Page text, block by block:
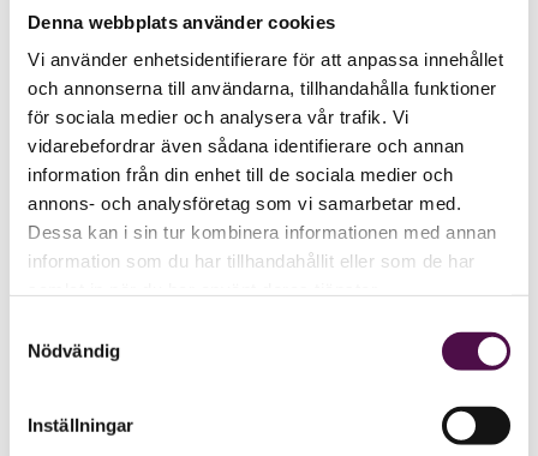
Denna webbplats använder cookies
Vi använder enhetsidentifierare för att anpassa innehållet
och annonserna till användarna, tillhandahålla funktioner
för sociala medier och analysera vår trafik. Vi
vidarebefordrar även sådana identifierare och annan
information från din enhet till de sociala medier och
annons- och analysföretag som vi samarbetar med.
Dessa kan i sin tur kombinera informationen med annan
information som du har tillhandahållit eller som de har
Nödvändig
Inställningar